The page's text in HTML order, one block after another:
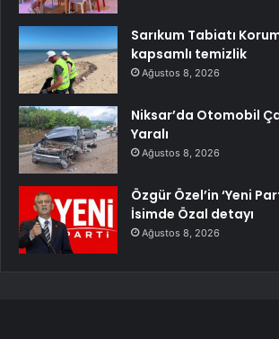
Sarıkum Tabiatı
kapsamlı temizlik
Ağustos 8, 2026
Niksar’da Otomobil
Yaralı
Ağustos 8, 2026
Özgür Özel’in ‘Yeni
İsimde Özal detayı
Ağustos 8, 2026